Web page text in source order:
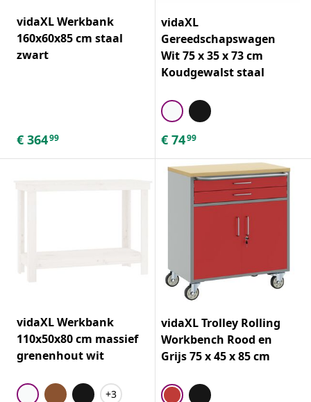
vidaXL Werkbank
160x60x85 cm staal
zwart
€ 36499
vidaXL
Gereedschapswagen
Wit 75 x 35 x 73 cm
Koudgewalst staal
€ 7499
vidaXL Werkbank
110x50x80 cm massief
grenenhout wit
+3
vidaXL Trolley Rolling
Workbench Rood en
Grijs 75 x 45 x 85 cm